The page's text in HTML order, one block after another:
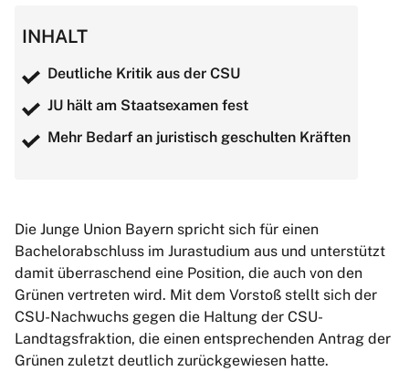
INHALT
Deutliche Kritik aus der CSU
JU hält am Staatsexamen fest
Mehr Bedarf an juristisch geschulten Kräften
Die Junge Union Bayern spricht sich für einen
Bachelorabschluss im Jurastudium aus und unterstützt
damit überraschend eine Position, die auch von den
Grünen vertreten wird. Mit dem Vorstoß stellt sich der
CSU-Nachwuchs gegen die Haltung der CSU-
Landtagsfraktion, die einen entsprechenden Antrag der
Grünen zuletzt deutlich zurückgewiesen hatte.